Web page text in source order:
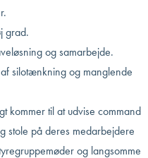
grad.
og samarbejde.
silotænkning og manglende
kommer til at udvise command
stole på deres medarbejdere
og langsomme